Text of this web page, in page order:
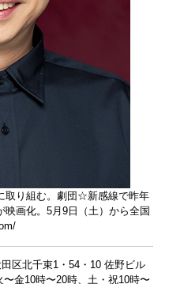
取り組む。劇団☆新感線で昨年
画化。5月9日（土）から全国
区北千束1・54・10 佐野ビル
金10時〜20時、土・祝10時〜